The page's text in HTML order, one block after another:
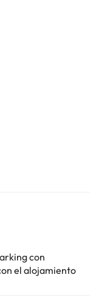
con
el alojamiento